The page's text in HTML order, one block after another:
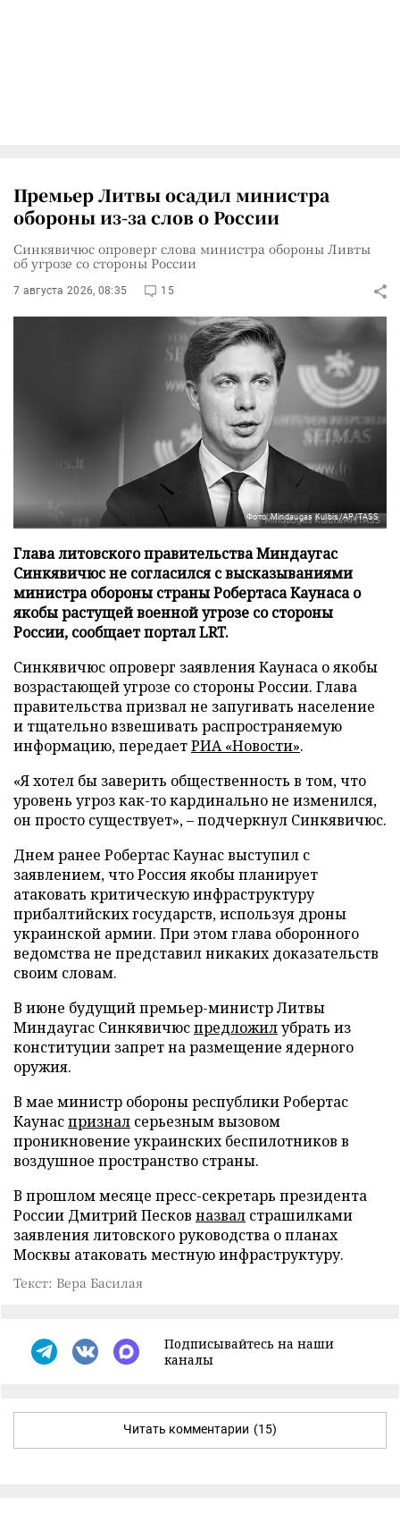
Премьер Литвы осадил министра
обороны из-за слов о России
Синкявичюс опроверг слова министра обороны Ливты
об угрозе со стороны России
7 августа 2026, 08:35 15
Фото: Mindaugas Kulbis/AP/TASS
Глава литовского правительства Миндаугас
Синкявичюс не согласился с высказываниями
министра обороны страны Робертаса Каунаса о
якобы растущей военной угрозе со стороны
России, сообщает портал LRT.
Синкявичюс опроверг заявления Каунаса о якобы
возрастающей угрозе со стороны России. Глава
правительства призвал не запугивать население
и тщательно взвешивать распространяемую
информацию, передаетРИА «Новости».
«Я хотел бы заверить общественность в том, что
уровень угроз как-то кардинально не изменился,
он просто существует», – подчеркнул Синкявичюс.
Днем ранее Робертас Каунас выступил с
заявлением, что Россия якобы планирует
атаковать критическую инфраструктуру
прибалтийских государств, используя дроны
украинской армии. При этом глава оборонного
ведомства не представил никаких доказательств
своим словам.
В июне будущий премьер-министр Литвы
Миндаугас Синкявичюспредложилубрать из
конституции запрет на размещение ядерного
оружия.
В мае министр обороны республики Робертас
Каунаспризнал серьезным вызовом
проникновение украинских беспилотников в
воздушное пространство страны.
В прошлом месяце пресс-секретарь президента
России Дмитрий Песков назвал страшилками
заявления литовского руководства о планах
Москвы атаковать местную инфраструктуру.
Текст: Вера Басилая
Подписывайтесь на наши
каналы
Читать комментарии (15)